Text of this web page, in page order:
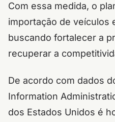
Com essa medida, o
importação de veículos
buscando fortalecer a
recuperar a
De acordo com dados
Information
dos Estados Unidos é